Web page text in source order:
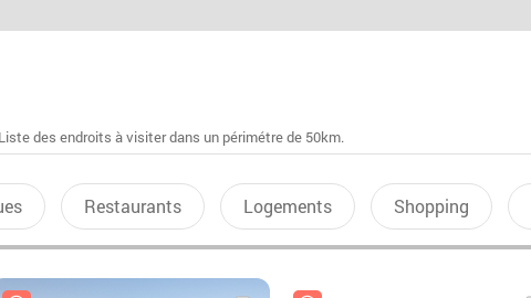
des endroits à visiter dans un périmétre de 50km.
Restaurants Logements Shopping